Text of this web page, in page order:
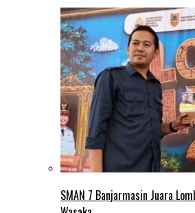
SMAN 7 Banjarmasin Juara